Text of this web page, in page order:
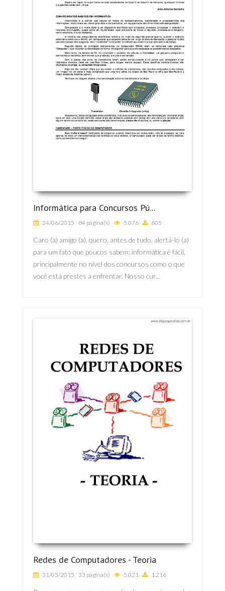
Informática para Concursos Pú...
24/06/2015 84 página(s) 5.076 605
Caro (a) amigo (a), quero, antes de tudo, alertá-lo (a)
para um fato que poucos sabem: informática é fácil,
principalmente no nível dos concursos como o que
você está prestes a enfrentar. Nosso cur...
Redes de Computadores - Teoria
31/05/2015 33 página(s) 5.021 1.216